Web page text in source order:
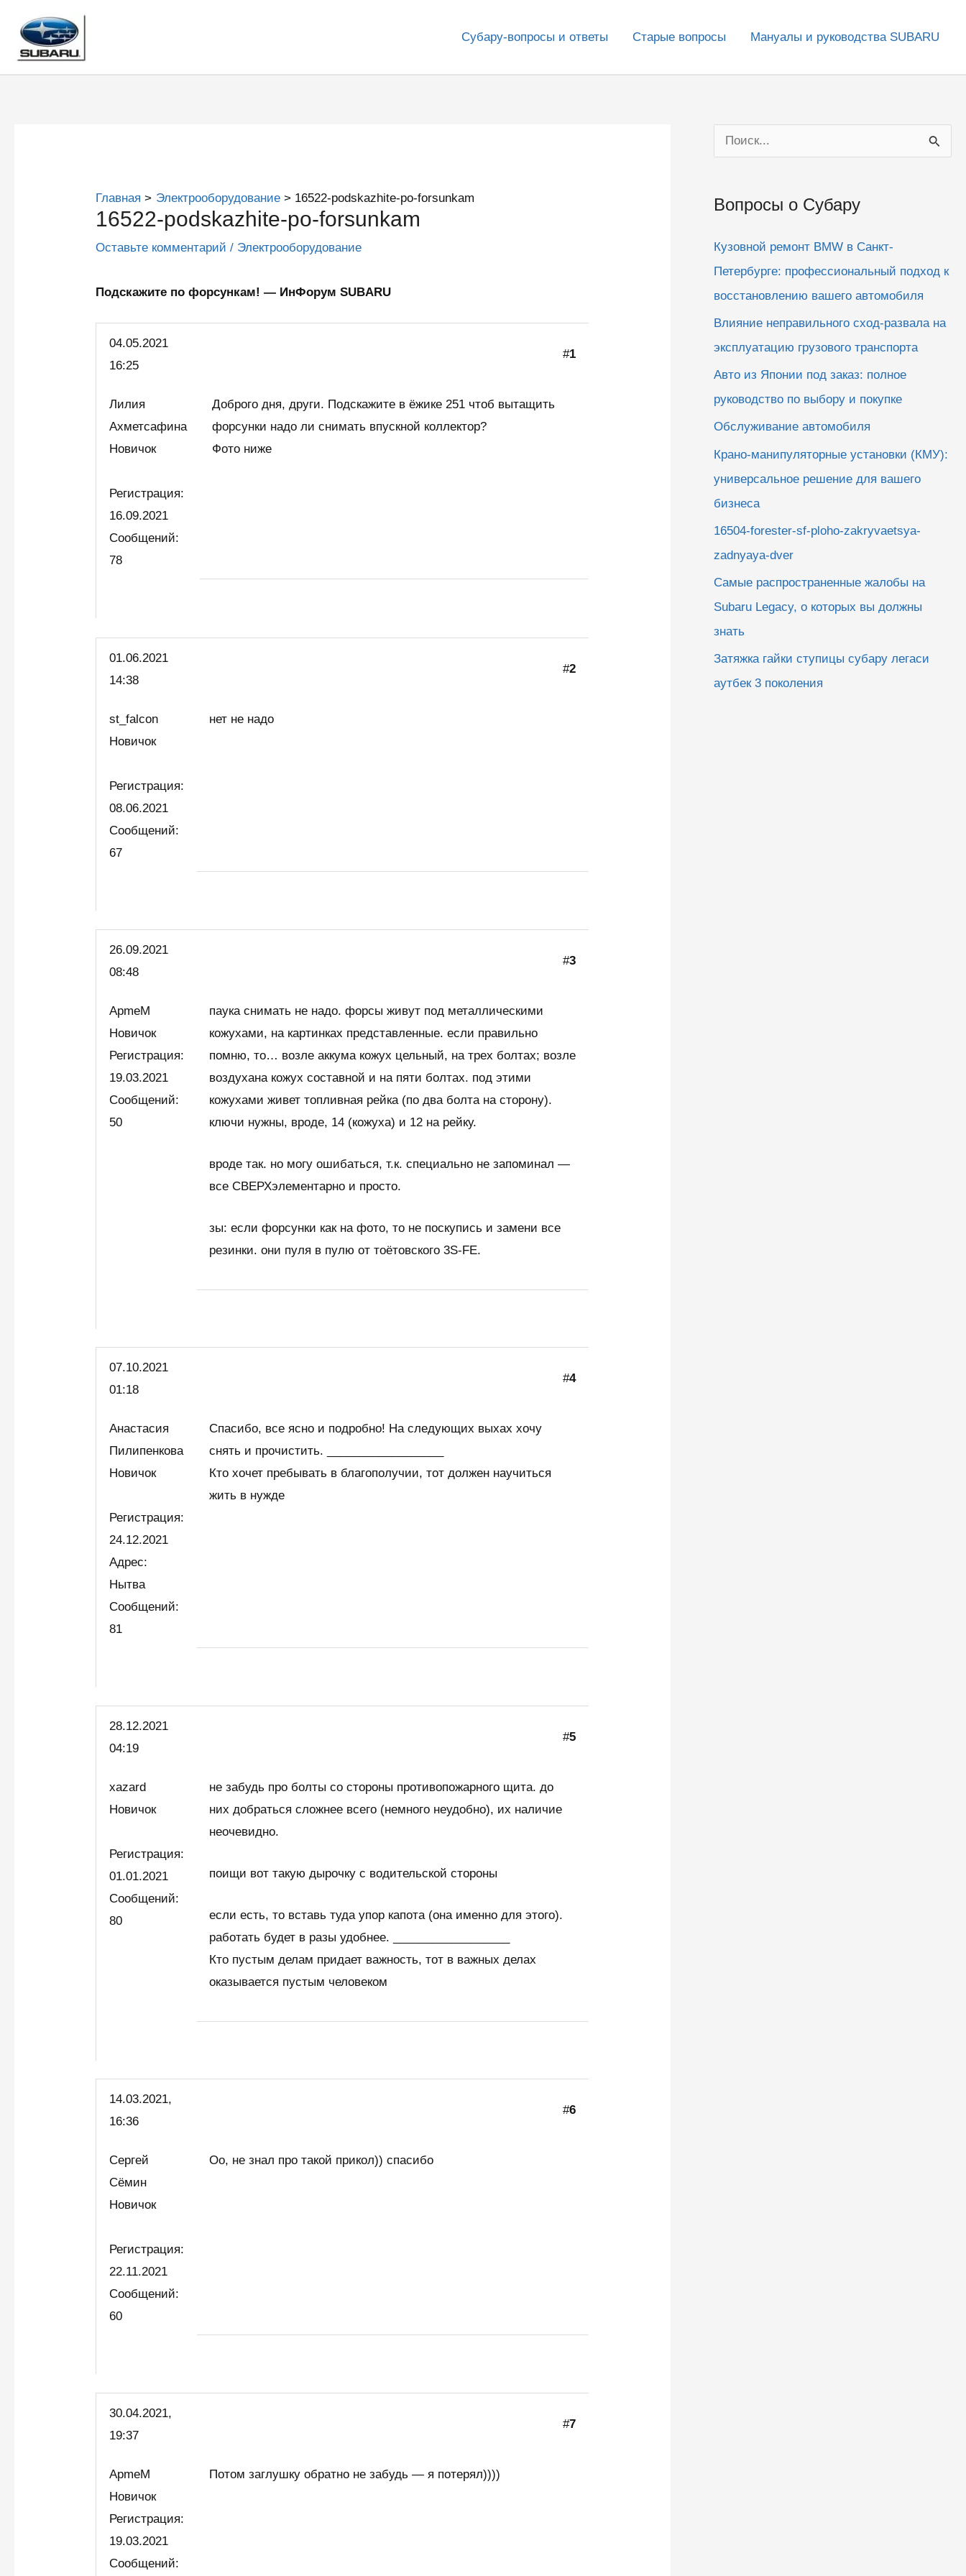
содержимому
Субару-вопросы и ответы Старые вопросы Мануалы и руководства SUBARU
Главная Электрооборудование 16522-podskazhite-po-forsunkam
16522-podskazhite-po-forsunkam
Оставьте комментарий / Электрооборудование
Подскажите по форсункам! — ИнФорум SUBARU
04.05.2021
16:25
#1
Лилия
Ахметсафина
Новичок
Регистрация:
16.09.2021
Сообщений:
78
Доброго дня, други. Подскажите в ёжике 251 чтоб вытащить
форсунки надо ли снимать впускной коллектор?
Фото ниже
01.06.2021
14:38
#2
st_falcon
Новичок
Регистрация:
08.06.2021
Сообщений:
67
нет не надо
26.09.2021
08:48
#3
ApmeM
Новичок
Регистрация:
19.03.2021
Сообщений:
50
паука снимать не надо. форсы живут под металлическими
кожухами, на картинках представленные. если правильно
помню, то… возле аккума кожух цельный, на трех болтах; возле
воздухана кожух составной и на пяти болтах. под этими
кожухами живет топливная рейка (по два болта на сторону).
ключи нужны, вроде, 14 (кожуха) и 12 на рейку.
вроде так. но могу ошибаться, т.к. специально не запоминал —
все СВЕРХэлементарно и просто.
зы: если форсунки как на фото, то не поскупись и замени все
резинки. они пуля в пулю от тоётовского 3S-FE.
07.10.2021
01:18
#4
Анастасия
Пилипенкова
Новичок
Регистрация:
24.12.2021
Адрес:
Нытва
Сообщений:
81
Спасибо, все ясно и подробно! На следующих выхах хочу
снять и прочистить. __________________
Кто хочет пребывать в благополучии, тот должен научиться
жить в нужде
28.12.2021
04:19
#5
xazard
Новичок
Регистрация:
01.01.2021
Сообщений:
80
не забудь про болты со стороны противопожарного щита. до
них добраться сложнее всего (немного неудобно), их наличие
неочевидно.
поищи вот такую дырочку с водительской стороны
если есть, то вставь туда упор капота (она именно для этого).
работать будет в разы удобнее. __________________
Кто пустым делам придает важность, тот в важных делах
оказывается пустым человеком
14.03.2021,
16:36
#6
Сергей
Сёмин
Новичок
Регистрация:
22.11.2021
Сообщений:
60
Оо, не знал про такой прикол)) спасибо
30.04.2021,
19:37
#7
ApmeM
Новичок
Регистрация:
19.03.2021
Сообщений:
Потом заглушку обратно не забудь — я потерял))))
о
с
Вопросы о Субару
Кузовной ремонт BMW в Санкт-
Петербурге: профессиональный подход к
восстановлению вашего автомобиля
Влияние неправильного сход-развала на
эксплуатацию грузового транспорта
Авто из Японии под заказ: полное
руководство по выбору и покупке
Обслуживание автомобиля
Крано-манипуляторные установки (КМУ):
универсальное решение для вашего
бизнеса
16504-forester-sf-ploho-zakryvaetsya-
zadnyaya-dver
Самые распространенные жалобы на
Subaru Legacy, о которых вы должны
знать
Затяжка гайки ступицы субару легаси
аутбек 3 поколения